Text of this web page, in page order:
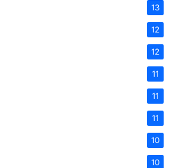
13
12
12
11
11
11
10
10